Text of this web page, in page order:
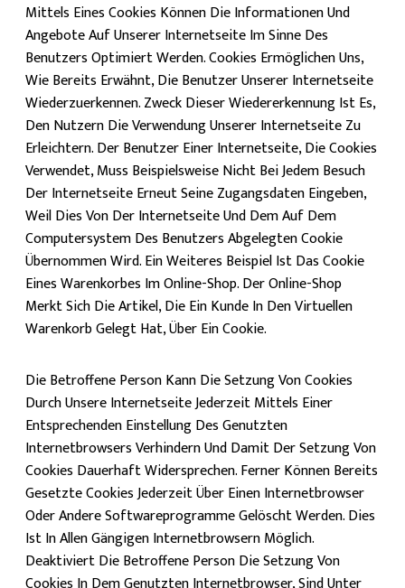
Mittels Eines Cookies Können Die Informationen Und
Angebote Auf Unserer Internetseite Im Sinne Des
Benutzers Optimiert Werden. Cookies Ermöglichen Uns,
Wie Bereits Erwähnt, Die Benutzer Unserer Internetseite
Wiederzuerkennen. Zweck Dieser Wiedererkennung Ist Es,
Den Nutzern Die Verwendung Unserer Internetseite Zu
Erleichtern. Der Benutzer Einer Internetseite, Die Cookies
Verwendet, Muss Beispielsweise Nicht Bei Jedem Besuch
Der Internetseite Erneut Seine Zugangsdaten Eingeben,
Weil Dies Von Der Internetseite Und Dem Auf Dem
Computersystem Des Benutzers Abgelegten Cookie
Übernommen Wird. Ein Weiteres Beispiel Ist Das Cookie
Eines Warenkorbes Im Online-Shop. Der Online-Shop
Merkt Sich Die Artikel, Die Ein Kunde In Den Virtuellen
Warenkorb Gelegt Hat, Über Ein Cookie.
Die Betroffene Person Kann Die Setzung Von Cookies
Durch Unsere Internetseite Jederzeit Mittels Einer
Entsprechenden Einstellung Des Genutzten
Internetbrowsers Verhindern Und Damit Der Setzung Von
Cookies Dauerhaft Widersprechen. Ferner Können Bereits
Gesetzte Cookies Jederzeit Über Einen Internetbrowser
Oder Andere Softwareprogramme Gelöscht Werden. Dies
Ist In Allen Gängigen Internetbrowsern Möglich.
Deaktiviert Die Betroffene Person Die Setzung Von